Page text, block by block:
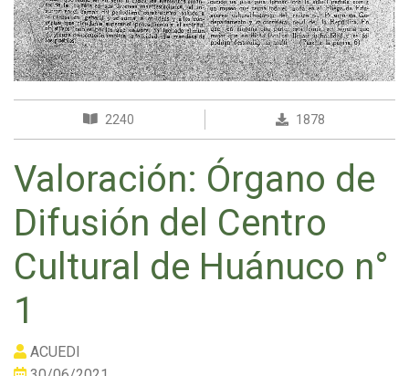
2240 1878
Valoración: Órgano de
Difusión del Centro
Cultural de Huánuco n°
1
ACUEDI